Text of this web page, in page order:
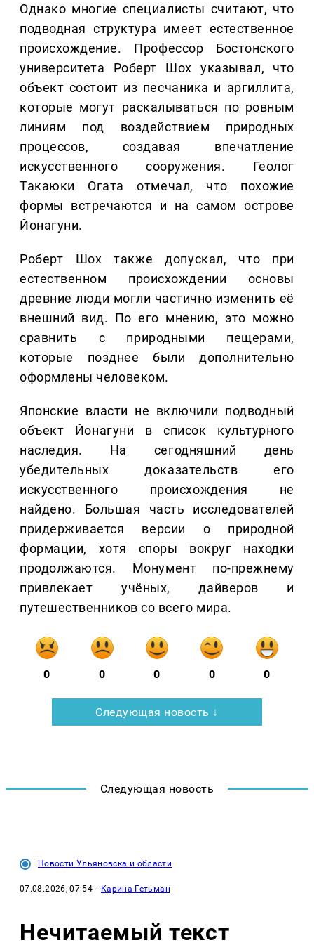
Однако многие специалисты считают, что
подводная структура имеет естественное
происхождение. Профессор Бостонского
университета Роберт Шох указывал, что
объект состоит из песчаника и аргиллита,
которые могут раскалываться по ровным
линиям под воздействием природных
процессов, создавая впечатление
искусственного сооружения. Геолог
Такаюки Огата отмечал, что похожие
формы встречаются и на самом острове
Йонагуни.
Роберт Шох также допускал, что при
естественном происхождении основы
древние люди могли частично изменить её
внешний вид. По его мнению, это можно
сравнить с природными пещерами,
которые позднее были дополнительно
оформлены человеком.
Японские власти не включили подводный
объект Йонагуни в список культурного
наследия. На сегодняшний день
убедительных доказательств его
искусственного происхождения не
найдено. Большая часть исследователей
придерживается версии о природной
формации, хотя споры вокруг находки
продолжаются. Монумент по-прежнему
привлекает учёных, дайверов и
путешественников со всего мира.
0 0 0 0 0
Следующая новость ↓
Следующая новость
Новости Ульяновска и области
07.08.2026, 07:54 · Карина Гетьман
Нечитаемый текст